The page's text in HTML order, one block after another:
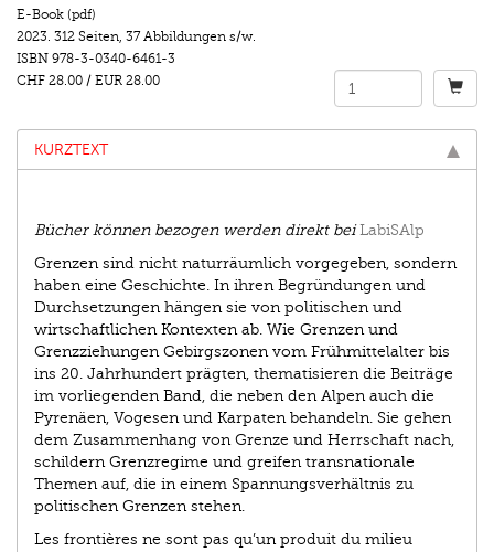
E-Book (pdf)
2023. 312 Seiten, 37 Abbildungen s/w.
ISBN 978-3-0340-6461-3
CHF 28.00 / EUR 28.00
KURZTEXT
Bücher können bezogen werden direkt beiLabiSAlp
Grenzen sind nicht naturräumlich vorgegeben, sondern
haben eine Geschichte. In ihren Begründungen und
Durchsetzungen hängen sie von politischen und
wirtschaftlichen Kontexten ab. Wie Grenzen und
Grenzziehungen Gebirgszonen vom Frühmittelalter bis
ins 20. Jahrhundert prägten, thematisieren die Beiträge
im vorliegenden Band, die neben den Alpen auch die
Pyrenäen, Vogesen und Karpaten behandeln. Sie gehen
dem Zusammenhang von Grenze und Herrschaft nach,
schildern Grenzregime und greifen transnationale
Themen auf, die in einem Spannungsverhältnis zu
politischen Grenzen stehen.
Les frontières ne sont pas qu’un produit du milieu